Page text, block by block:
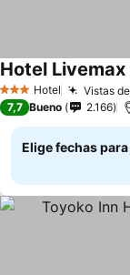
3 Estrellas
Hotel Vistas
Hotel
7,7 Bueno 2.166
Elige fechas